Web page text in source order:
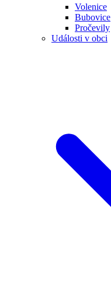
Volenice
Bubovice
Pročevily
Události v obci